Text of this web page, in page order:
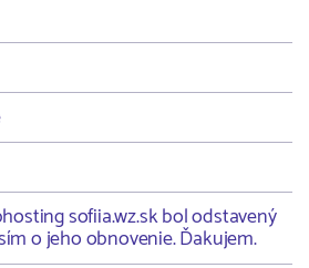
sofiia.wz.sk bol odstavený
o jeho obnovenie. Ďakujem.